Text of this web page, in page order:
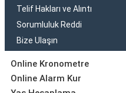
Telif Hakları ve Alıntı
Sorumluluk Reddi
Bize Ulaşın
Online Kronometre
Online Alarm Kur